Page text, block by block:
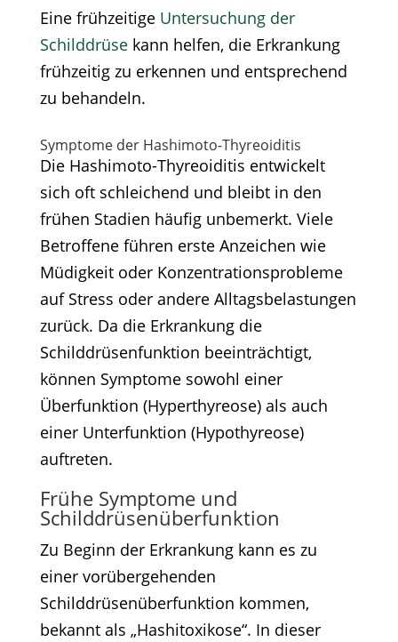
Eine frühzeitige Untersuchung der
Schilddrüsekann helfen, die Erkrankung
frühzeitig zu erkennen und entsprechend
zu behandeln.​
Symptome der Hashimoto-Thyreoiditis
Die Hashimoto-Thyreoiditis entwickelt
sich oft schleichend und bleibt in den
frühen Stadien häufig unbemerkt. Viele
Betroffene führen erste Anzeichen wie
Müdigkeit oder Konzentrationsprobleme
auf Stress oder andere Alltagsbelastungen
zurück. Da die Erkrankung die
Schilddrüsenfunktion beeinträchtigt,
können Symptome sowohl einer
Überfunktion (Hyperthyreose) als auch
einer Unterfunktion (Hypothyreose)
auftreten.​
Frühe Symptome und
Schilddrüsenüberfunktion
Zu Beginn der Erkrankung kann es zu
einer vorübergehenden
Schilddrüsenüberfunktion kommen,
bekannt als „Hashitoxikose“. In dieser